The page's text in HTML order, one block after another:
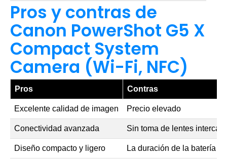
Pros y contras de
Canon PowerShot G5 X
Compact System
Camera (Wi-Fi, NFC)
Pros Contras
Excelente calidad de imagen Precio elevado
Conectividad avanzada Sin toma de lentes
Diseño compacto y ligero La duración de la batería